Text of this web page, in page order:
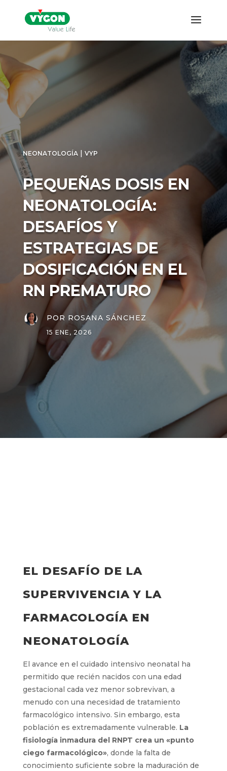
NEONATOLOGÍA| VYP
PEQUEÑAS DOSIS EN
NEONATOLOGÍA:
DESAFÍOS Y
ESTRATEGIAS DE
DOSIFICACIÓN EN EL
RN PREMATURO
POR ROSANA SÁNCHEZ
15 ENE, 2026
EL DESAFÍO DE LA
SUPERVIVENCIA Y LA
FARMACOLOGÍA EN
NEONATOLOGÍA
El avance en el cuidado intensivo neonatal ha
permitido que recién nacidos con una edad
gestacional cada vez menor sobrevivan, a
menudo con una necesidad de tratamiento
farmacológico intensivo. Sin embargo, esta
población es extremadamente vulnerable. La
fisiología inmadura del RNPT crea un «punto
ciego farmacológico», donde la falta de
conocimiento suficiente sobre la maduración de